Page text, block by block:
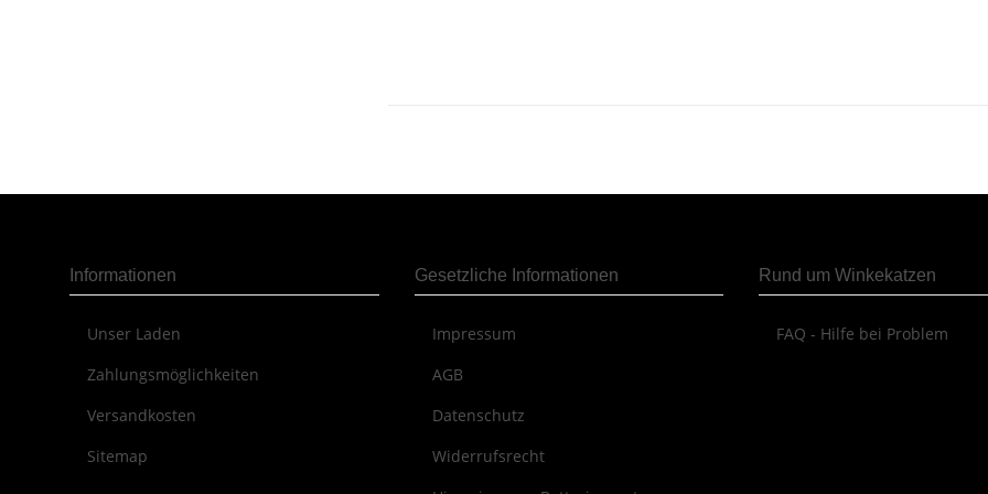
Informationen
Unser Laden
Zahlungsmöglichkeiten
Versandkosten
Sitemap
Gesetzliche Informationen
Impressum
AGB
Datenschutz
Widerrufsrecht
Rund um Winkekatzen
FAQ - Hilfe bei Problem